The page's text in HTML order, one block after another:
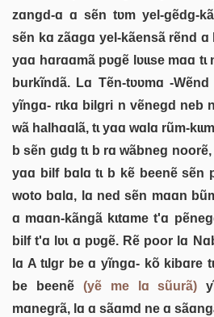
zɑngd-ɑ ɑ sẽn tʋm yel-gẽdg-
sẽn kɑ zãɑgɑ yel-kãensã rẽnd ɑ
yɑɑ hɑrɑɑmã pʋgẽ lʋɩɩse mɑɑ
burkĩndã. Lɑ Tẽn-tʋʋmɑ -
yĩngɑ- rɩkɑ bilgri n vẽnegd neb
wã halhɑɑlã, tɩ yɑɑ wɑlɑ rũm-
b sẽn gɩdg tɩ b rɑ wãbneg
yɑɑ bilf bɑlɑ tɩ b kẽ beenẽ sẽn
woto bɑlɑ, lɑ ned sẽn mɑɑn
ɑ mɑɑn-kãngã kɩtɑme t'ɑ
bilf t'ɑ lʋɩ ɑ pʋgẽ. Rẽ poor lɑ
lɑ A tɩlgr be ɑ yĩngɑ- kõ kibɑre
be beenẽ (yẽ me lɑ sũurã)
mɑnegrã, lɑ ɑ sãɑmd ne ɑ